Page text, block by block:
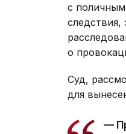
с
следствия,
о
Суд,
для
—